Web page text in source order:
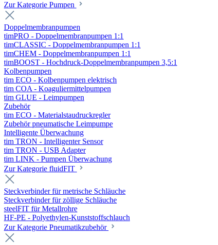
Zur Kategorie Pumpen
Doppelmembranpumpen
timPRO - Doppelmembranpumpen 1:1
timCLASSIC - Doppelmembranpumpen 1:1
timCHEM - Doppelmembranpumpen 1:1
timBOOST - Hochdruck-Doppelmembranpumpen 3,5:1
Kolbenpumpen
tim ECO - Kolbenpumpen elektrisch
tim COA - Koaguliermittelpumpen
tim GLUE - Leimpumpen
Zubehör
tim ECO - Materialstaudruckregler
Zubehör pneumatische Leimpumpe
Intelligente Überwachung
tim TRON - Intelligenter Sensor
tim TRON - USB Adapter
tim LINK - Pumpen Überwachung
Zur Kategorie fluidFIT
Steckverbinder für metrische Schläuche
Steckverbinder für zöllige Schläuche
steelFIT für Metallrohre
HF-PE - Polyethylen-Kunststoffschlauch
Zur Kategorie Pneumatikzubehör